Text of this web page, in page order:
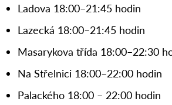
Ladova 18:00–21:45 hodin
Lazecká 18:00–21:45 hodin
Masarykova třída 18:00–22:30
Na Střelnici 18:00–22:00 hodin
Palackého 18:00 – 22:00 hodin